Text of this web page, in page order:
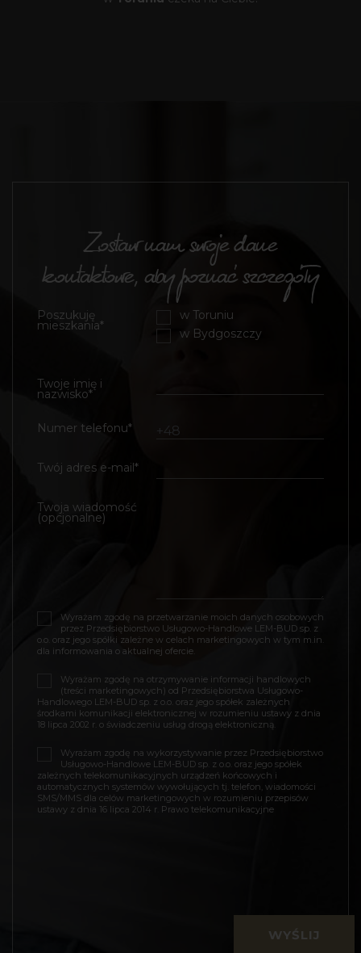
Zostaw nam swoje dane
kontaktowe, aby poznać szczegóły
Poszukuję
mieszkania*
w Toruniu
w Bydgoszczy
Twoje imię i
nazwisko*
Numer telefonu*
Twój adres e-mail*
Twoja wiadomość
(opcjonalne)
Wyrażam zgodę na przetwarzanie moich danych osobowych
przez Przedsiębiorstwo Usługowo-Handlowe LEM-BUD sp. z
o.o. oraz jego spółki zależne w celach marketingowych w tym m.in.
dla informowania o aktualnej ofercie.
Wyrażam zgodę na otrzymywanie informacji handlowych
(treści marketingowych) od Przedsiębiorstwa Usługowo-
Handlowego LEM-BUD sp. z o.o. oraz jego spółek zależnych
środkami komunikacji elektronicznej w rozumieniu ustawy z dnia
18 lipca 2002 r. o świadczeniu usług drogą elektroniczną.
Wyrażam zgodę na wykorzystywanie przez Przedsiębiorstwo
Usługowo-Handlowe LEM-BUD sp. z o.o. oraz jego spółek
zależnych telekomunikacyjnych urządzeń końcowych i
automatycznych systemów wywołujących tj. telefon, wiadomości
SMS/MMS dla celów marketingowych w rozumieniu przepisów
ustawy z dnia 16 lipca 2014 r. Prawo telekomunikacyjne